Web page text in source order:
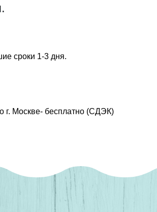
сроки 1-3 дня.
г. Москве- бесплатно (СДЭК)